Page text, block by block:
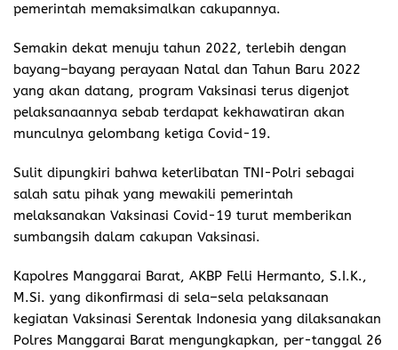
pemerintah memaksimalkan cakupannya.
Semakin dekat menuju tahun 2022, terlebih dengan
bayang–bayang perayaan Natal dan Tahun Baru 2022
yang akan datang, program Vaksinasi terus digenjot
pelaksanaannya sebab terdapat kekhawatiran akan
munculnya gelombang ketiga Covid-19.
Sulit dipungkiri bahwa keterlibatan TNI-Polri sebagai
salah satu pihak yang mewakili pemerintah
melaksanakan Vaksinasi Covid-19 turut memberikan
sumbangsih dalam cakupan Vaksinasi.
Kapolres Manggarai Barat, AKBP Felli Hermanto, S.I.K.,
M.Si. yang dikonfirmasi di sela–sela pelaksanaan
kegiatan Vaksinasi Serentak Indonesia yang dilaksanakan
Polres Manggarai Barat mengungkapkan, per-tanggal 26